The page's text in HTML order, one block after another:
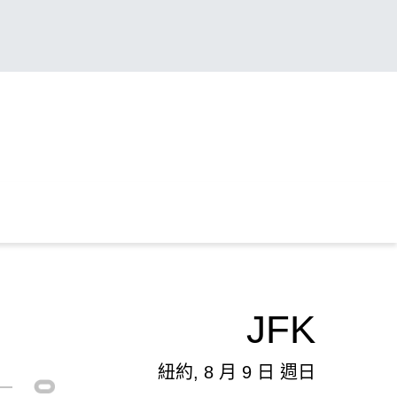
JFK
紐約, 8 月 9 日 週日